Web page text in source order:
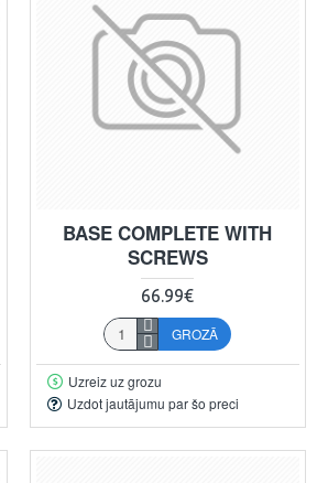
BASE COMPLETE WITH
SCREWS
66.99€
GROZĀ
Uzreiz uz grozu
Uzdot jautājumu par šo preci